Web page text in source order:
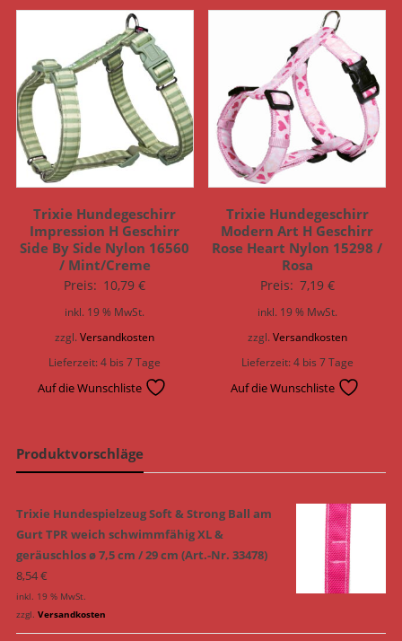
Trixie Hundegeschirr
Impression H Geschirr
Side By Side Nylon 16560
/ Mint/Creme
Preis: 10,79€
inkl. 19 % MwSt.
zzgl.Versandkosten
Lieferzeit:4 bis 7 Tage
Auf die Wunschliste
Trixie Hundegeschirr
Modern Art H Geschirr
Rose Heart Nylon 15298 /
Rosa
Preis: 7,19 €
inkl. 19 % MwSt.
zzgl. Versandkosten
Lieferzeit:4 bis 7 Tage
Auf die Wunschliste
Produktvorschläge
Trixie Hundespielzeug Soft & Strong Ball am
Gurt TPR weich schwimmfähig XL &
geräuschlos ø 7,5 cm / 29 cm (Art.-Nr. 33478)
8,54€
inkl. 19 % MwSt.
zzgl. Versandkosten